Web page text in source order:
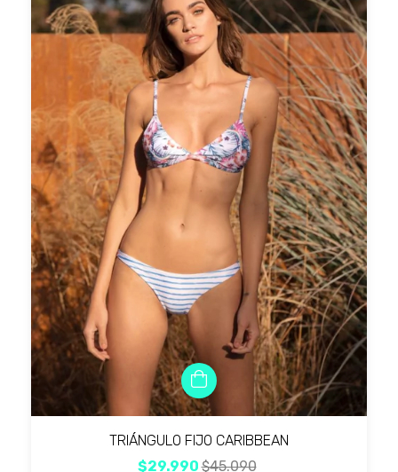
TRIÁNGULO FIJO CARIBBEAN
$29.990$45.090